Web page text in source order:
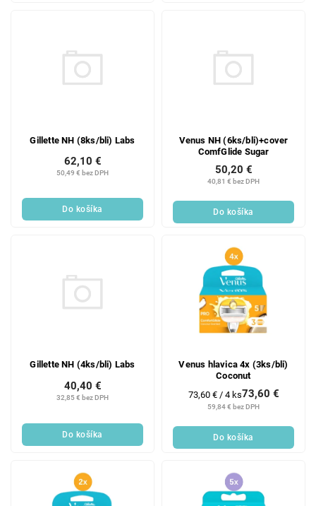
Gillette NH (8ks/bli) Labs
50,49 € bez DPH
62,10 €
Do košíka
Venus NH (6ks/bli)+cover
ComfGlide Sugar
40,81 € bez DPH
50,20 €
Do košíka
Gillette NH (4ks/bli) Labs
32,85 € bez DPH
40,40 €
Do košíka
Venus hlavica 4x (3ks/bli)
Coconut
59,84 € bez DPH
73,60 €
Jednotková
cena:
73,60 € / 4 ks
Do košíka